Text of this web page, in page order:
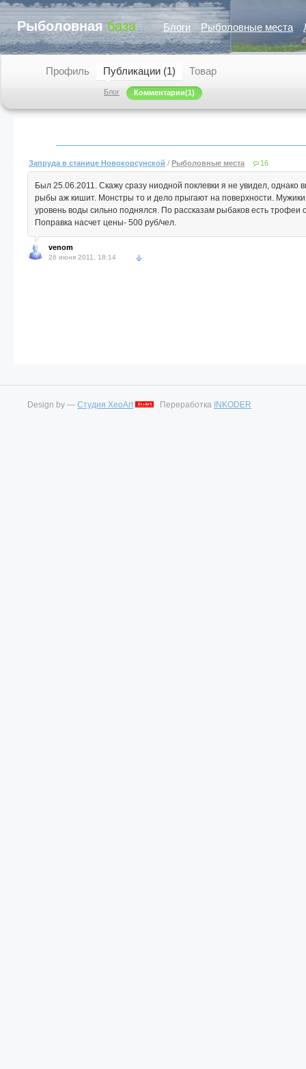
Рыболовная база Блоги Рыболовные места
Профиль Публикации (1)
Блог Комментарии(1)
Товар
Запруда в станице Новокорсунской / Рыболовные места 16
Был 25.06.2011. Скажу сразу ниодной поклевки я не увидел, однако
рыбы аж кишит. Монстры то и дело прыгают на поверхности. Мужики
уровень воды сильно поднялся. По рассказам рыбаков есть трофеи
Поправка насчет цены- 500 руб/чел.
venom
26 июня 2011, 18:14
Design by — Студия XeoArt Переработка INKODER